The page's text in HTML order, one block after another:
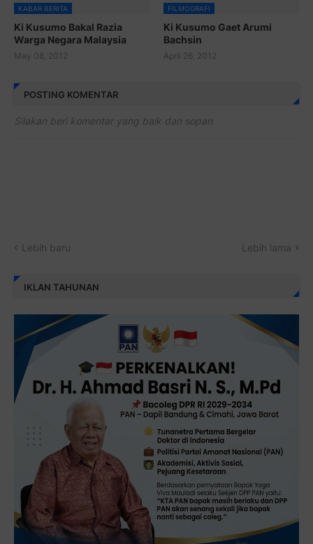
KABAR BERITA
Ki Kusumo Bakal Razia
Warga Negara Malaysia
May 08, 2012
FILMOGRAFI
Ki Kusumo Gaet Arumi
Bachsin
April 26, 2012
POSTING KOMENTAR
Silakan beri komentar yang baik dan sopan
Lebih baru Lebih lama
IKLAN TAHUNAN